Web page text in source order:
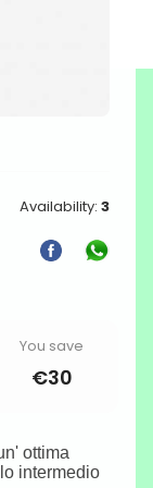
Availability: 3
You save
€30